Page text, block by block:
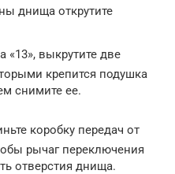
днища открутите
«13», выкрутите две
крепится подушка
снимите ее.
коробку передач от
рычаг переключения
отверстия днища.